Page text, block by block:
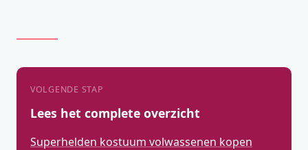
VOLGENDE STAP
Lees het complete overzicht
Superhelden kostuum volwassenen kopen